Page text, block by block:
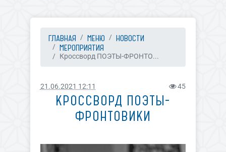
ГЛАВНАЯ МЕНЮ
НОВОСТИ
МЕРОПРИЯТИЯ
Кроссворд ПОЭТЫ-ФРОНТО...
21.06.2021 12:11 45
КРОССВОРД ПОЭТЫ-
ФРОНТОВИКИ